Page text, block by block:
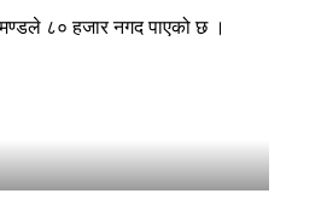
८० हजार नगद पाएको छ ।